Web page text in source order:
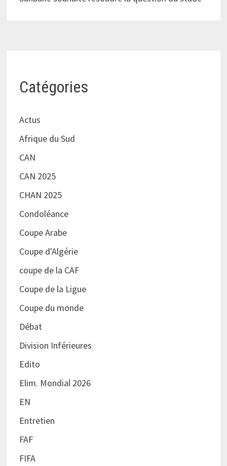
Catégories
Actus
Afrique du Sud
CAN
CAN 2025
CHAN 2025
Condoléance
Coupe Arabe
Coupe d'Algérie
coupe de la CAF
Coupe de la Ligue
Coupe du monde
Débat
Division Inférieures
Edito
Elim. Mondial 2026
EN
Entretien
FAF
FIFA